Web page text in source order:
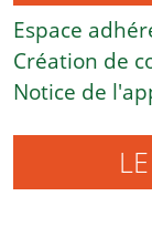
Espace
Création de
Notice de